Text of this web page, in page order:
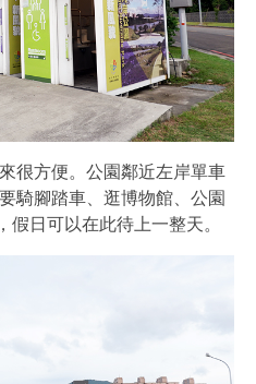
很方便。公園鄰近左岸單車
騎腳踏車、逛博物館、公園
假日可以在此待上一整天。